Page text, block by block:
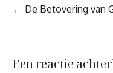
Berichtnavigatie
De Betovering van
Een reactie